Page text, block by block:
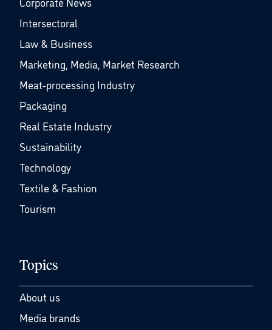
Intersectoral
Law & Business
Marketing, Media, Market Research
Meat-processing Industry
Packaging
Real Estate Industry
Sustainability
Technology
Textile & Fashion
Tourism
Topics
About us
Media brands